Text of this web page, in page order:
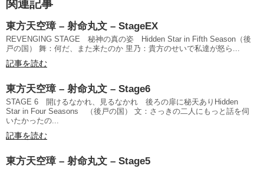
関連記事
東方天空璋 – 射命丸文 – StageEX
REVENGING STAGE 秘神の真の姿 Hidden Star in Fifth Season（後
戸の国） 舞：何だ、また来たのか 里乃：貴方のせいで私達が怒ら...
記事を読む
東方天空璋 – 射命丸文 – Stage6
STAGE 6 開けるなかれ、見るなかれ 後ろの扉に秘天ありHidden
Star in Four Seasons （後戸の国） 文：さっきの二人にもっと話を伺
いたかったの...
記事を読む
東方天空璋 – 射命丸文 – Stage5